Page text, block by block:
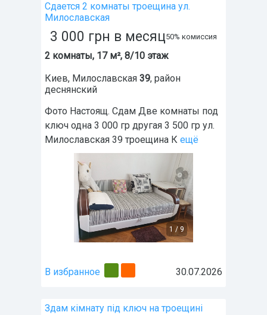
Сдается 2 комнаты троещина ул.
Милославская
3 000 грн в месяц50% комиссия
2 комнаты, 17 м², 8/10 этаж
Киев, Милославская 39, район
деснянский
Фото Настоящ. Сдам Две комнаты под
ключ одна 3 000 гр другая 3 500 гр ул.
Милославская 39 троещина К ещё
1 / 9
В избранное 30.07.2026
Здам кімнату під ключ на троещині